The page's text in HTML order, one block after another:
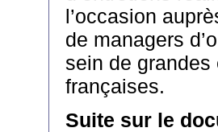
l’occasion
de managers
sein de grandes
françaises.
Suite sur le